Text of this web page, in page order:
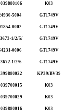
K03
5004 GT1749V
0002 GT1749V
1/2/5/ GT1749V
0006 GT1749V
1/2/6 GT1749V
KP39/BV39
K03
K03
K03